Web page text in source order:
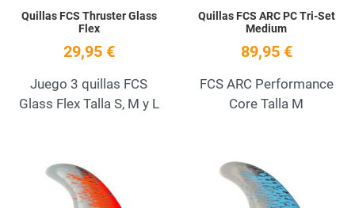
Quillas FCS Thruster Glass
Flex
29,95 €
Juego 3 quillas FCS
Glass Flex Talla S, M y L
Quillas FCS ARC PC Tri-Set
Medium
89,95 €
FCS ARC Performance
Core Talla M